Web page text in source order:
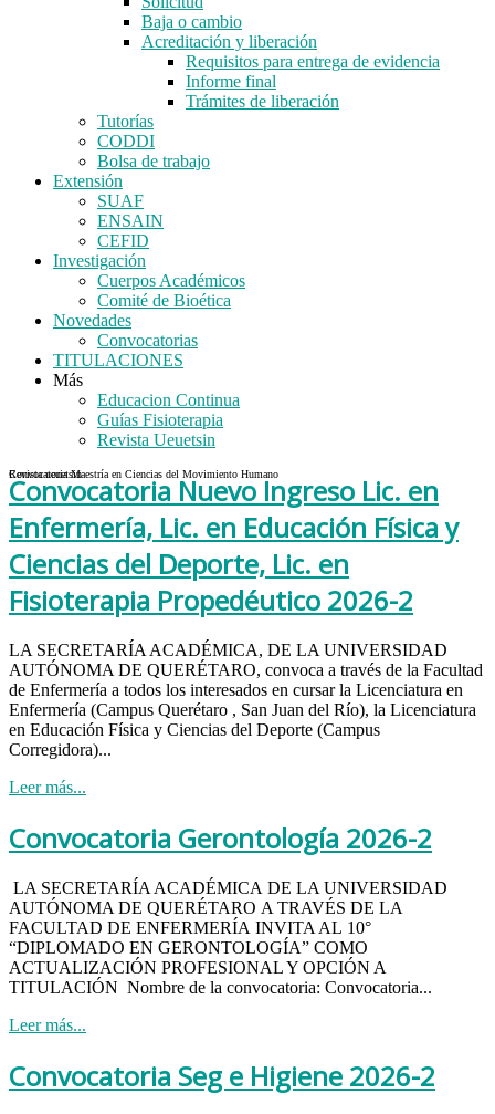
Baja o cambio
Acreditación y liberación
Requisitos para entrega de evidencia
Informe final
Trámites de liberación
Tutorías
CODDI
Bolsa de trabajo
Extensión
SUAF
ENSAIN
CEFID
Investigación
Cuerpos Académicos
Comité de Bioética
Novedades
Convocatorias
TITULACIONES
Más
Educacion Continua
Guías Fisioterapia
Revista Ueuetsin
Convocatoria Maestría en Ciencias del Movimiento Humano
Revista ueuetsin
Convocatoria Nuevo Ingreso Lic. en
Enfermería, Lic. en Educación Física y
Ciencias del Deporte, Lic. en
Fisioterapia Propedéutico 2026-2
LA SECRETARÍA ACADÉMICA, DE LA UNIVERSIDAD
AUTÓNOMA DE QUERÉTARO, convoca a través de la Facultad
de Enfermería a todos los interesados en cursar la Licenciatura en
Enfermería (Campus Querétaro , San Juan del Río), la Licenciatura
en Educación Física y Ciencias del Deporte (Campus
Corregidora)...
Leer más...
Convocatoria Gerontología 2026-2
LA SECRETARÍA ACADÉMICA DE LA UNIVERSIDAD
AUTÓNOMA DE QUERÉTARO A TRAVÉS DE LA
FACULTAD DE ENFERMERÍA INVITA AL 10°
“DIPLOMADO EN GERONTOLOGÍA” COMO
ACTUALIZACIÓN PROFESIONAL Y OPCIÓN A
TITULACIÓN Nombre de la convocatoria: Convocatoria...
Leer más...
Convocatoria Seg e Higiene 2026-2